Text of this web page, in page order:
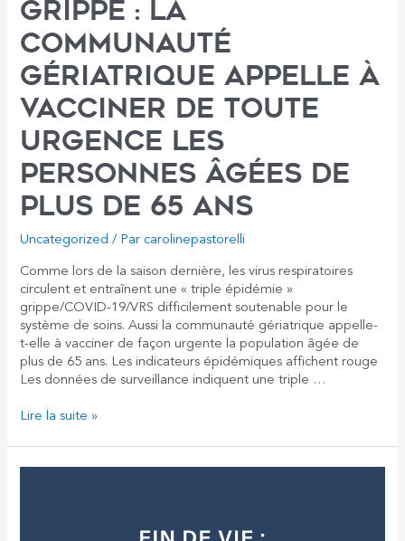
Grippe : la
communauté
gériatrique appelle à
vacciner de toute
urgence les
personnes âgées de
plus de 65 ans
Uncategorized / Par carolinepastorelli
Comme lors de la saison dernière, les virus respiratoires
circulent et entraînent une « triple épidémie »
grippe/COVID-19/VRS difficilement soutenable pour le
système de soins. Aussi la communauté gériatrique appelle-
t-elle à vacciner de façon urgente la population âgée de
plus de 65 ans. Les indicateurs épidémiques affichent rouge
Les données de surveillance indiquent une triple …
Grippe
communauté
Lire la suite »